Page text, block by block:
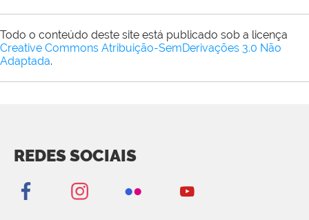
Todo o conteúdo deste site está publicado sob a licença
Creative Commons Atribuição-SemDerivações 3.0 Não
Adaptada.
REDES SOCIAIS